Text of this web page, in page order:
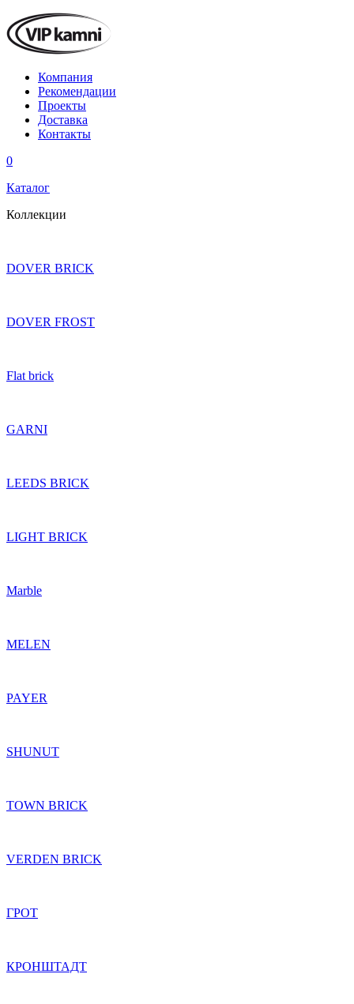
Компания
Рекомендации
Проекты
Доставка
Контакты
0
Каталог
Коллекции
DOVER BRICK
DOVER FROST
Flat brick
GARNI
LEEDS BRICK
LIGHT BRICK
Marble
MELEN
PAYER
SHUNUT
TOWN BRICK
VERDEN BRICK
ГРОТ
КРОНШТАДТ